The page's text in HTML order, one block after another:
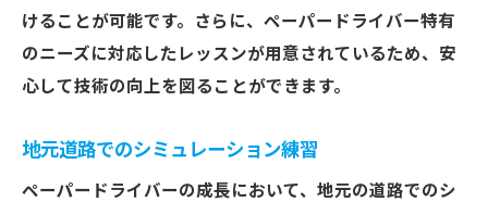
けることが可能です。さらに、ペーパードライバー特有
のニーズに対応したレッスンが用意されているため、安
心して技術の向上を図ることができます。
地元道路でのシミュレーション練習
ペーパードライバーの成長において、地元の道路でのシ